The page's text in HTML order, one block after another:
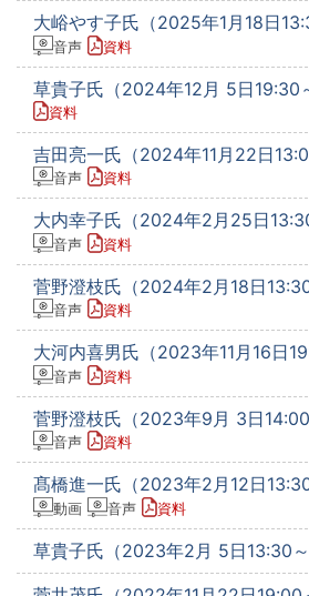
大峪やす子氏（2025年1月18日
音声 資料
草貴子氏（2024年12月 5日19:30
資料
吉田亮一氏（2024年11月22日
音声 資料
大内幸子氏（2024年2月25日
音声 資料
菅野澄枝氏（2024年2月18日
音声 資料
大河内喜男氏（2023年11月16日
音声 資料
菅野澄枝氏（2023年9月 3日14:00
音声 資料
髙橋進一氏（2023年2月12日
動画 音声 資料
草貴子氏（2023年2月 5日13:30